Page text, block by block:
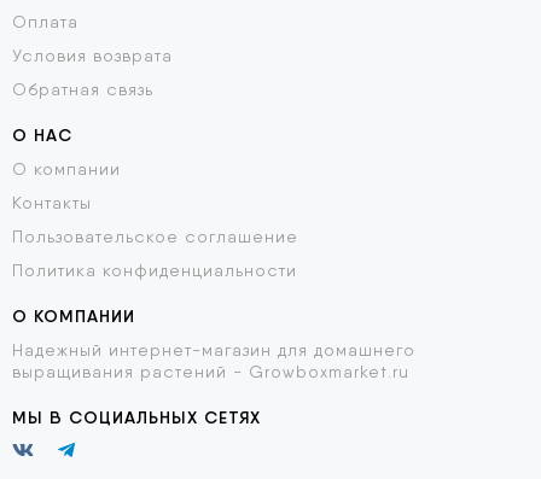
Оплата
Условия возврата
Обратная связь
О НАС
О компании
Контакты
Пользовательское соглашение
Политика конфиденциальности
О КОМПАНИИ
Надежный интернет-магазин для домашнего
выращивания растений - Growboxmarket.ru
МЫ В СОЦИАЛЬНЫХ СЕТЯХ